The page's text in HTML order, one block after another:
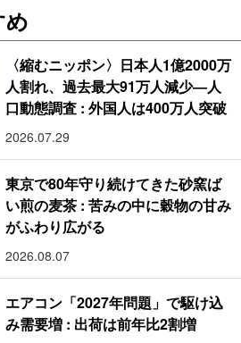
〈縮むニッポン〉日本人1億2000万
人割れ、過去最大91万人減少―人
口動態調査 : 外国人は400万人突破
2026.07.29
東京で80年守り続けてきた砂窯ば
い煎の麦茶 : 苦みの中に穀物の甘み
がふわり広がる
2026.08.07
エアコン「2027年問題」で駆け込
み需要増 : 出荷は前年比2割増